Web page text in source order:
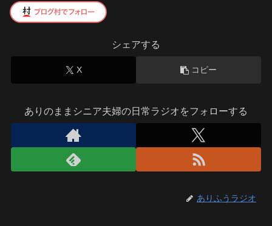
シェアする
X コピー
ありのままシニア夫婦の日常ラジオをフォローする
ありふうラジオ